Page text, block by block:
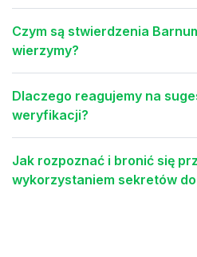
Czym są stwierdzenia
wierzymy?
Dlaczego reagujemy na
weryfikacji?
Jak rozpoznać i bronić się
wykorzystaniem sekretów